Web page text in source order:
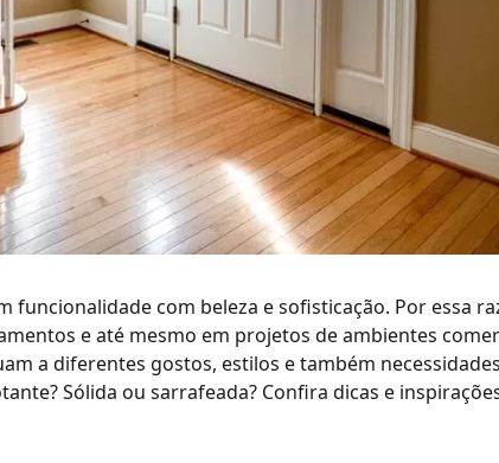
funcionalidade com beleza e sofisticação. Por essa
e até mesmo em projetos de ambientes
a diferentes gostos, estilos e também
?Sólida ou sarrafeada? Confira dicas e